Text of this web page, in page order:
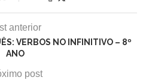
anterior
VERBOS NO INFINITIVO – 8º
ANO
post